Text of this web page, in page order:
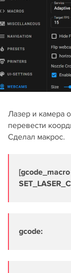
Лазер и камера
перевести
Сделал макрос.
[gcode_macro
gcode: